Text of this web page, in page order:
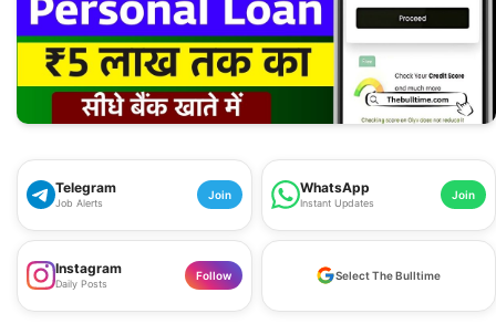
Telegram
Job Alerts
Join WhatsApp
Instant Updates
Join
Instagram
Daily Posts
Follow Select The Bulltime